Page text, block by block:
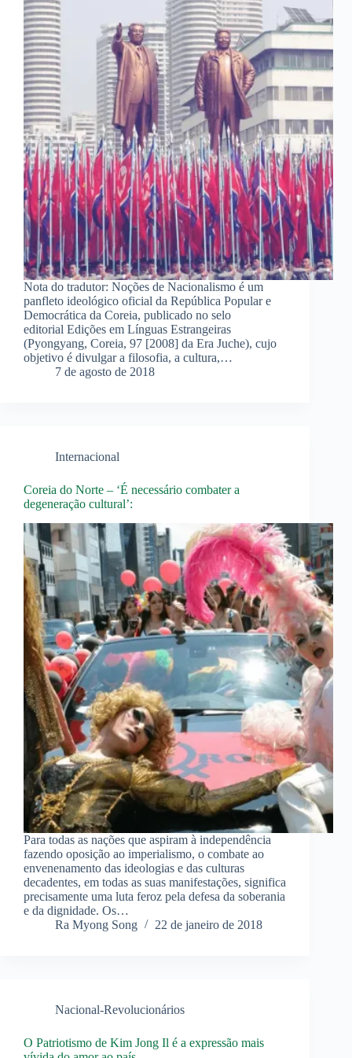
Nota do tradutor: Noções de Nacionalismo é um
panfleto ideológico oficial da República Popular e
Democrática da Coreia, publicado no selo
editorial Edições em Línguas Estrangeiras
(Pyongyang, Coreia, 97 [2008] da Era Juche), cujo
objetivo é divulgar a filosofia, a cultura,…
7 de agosto de 2018
Internacional
Coreia do Norte – ‘É necessário combater a
degeneração cultural’:
Para todas as nações que aspiram à independência
fazendo oposição ao imperialismo, o combate ao
envenenamento das ideologias e das culturas
decadentes, em todas as suas manifestações, significa
precisamente uma luta feroz pela defesa da soberania
e da dignidade. Os…
Ra Myong Song
22 de janeiro de 2018
Nacional-Revolucionários
O Patriotismo de Kim Jong Il é a expressão mais